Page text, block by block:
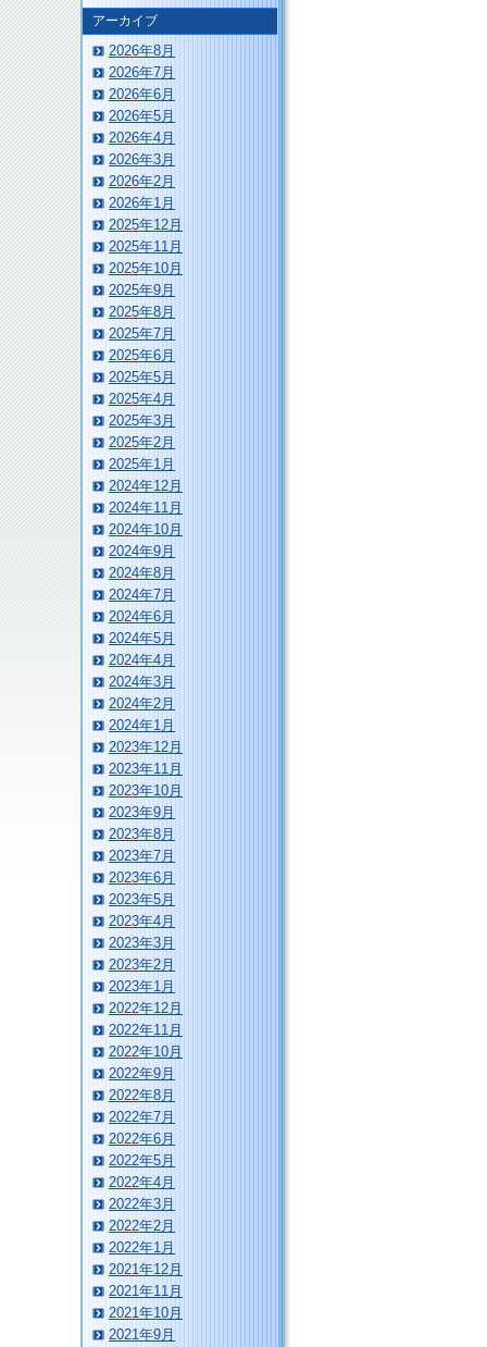
アーカイブ
2026年8月
2026年7月
2026年6月
2026年5月
2026年4月
2026年3月
2026年2月
2026年1月
2025年12月
2025年11月
2025年10月
2025年9月
2025年8月
2025年7月
2025年6月
2025年5月
2025年4月
2025年3月
2025年2月
2025年1月
2024年12月
2024年11月
2024年10月
2024年9月
2024年8月
2024年7月
2024年6月
2024年5月
2024年4月
2024年3月
2024年2月
2024年1月
2023年12月
2023年11月
2023年10月
2023年9月
2023年8月
2023年7月
2023年6月
2023年5月
2023年4月
2023年3月
2023年2月
2023年1月
2022年12月
2022年11月
2022年10月
2022年9月
2022年8月
2022年7月
2022年6月
2022年5月
2022年4月
2022年3月
2022年2月
2022年1月
2021年12月
2021年11月
2021年10月
2021年9月